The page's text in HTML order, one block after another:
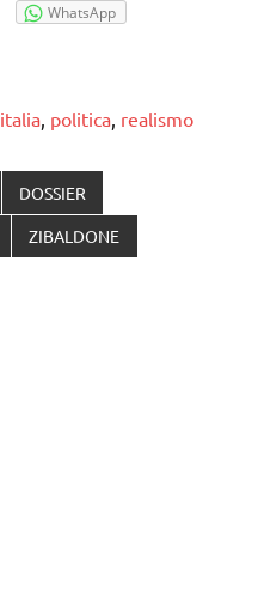
WhatsApp
italia, politica, realismo
DOSSIER
ZIBALDONE